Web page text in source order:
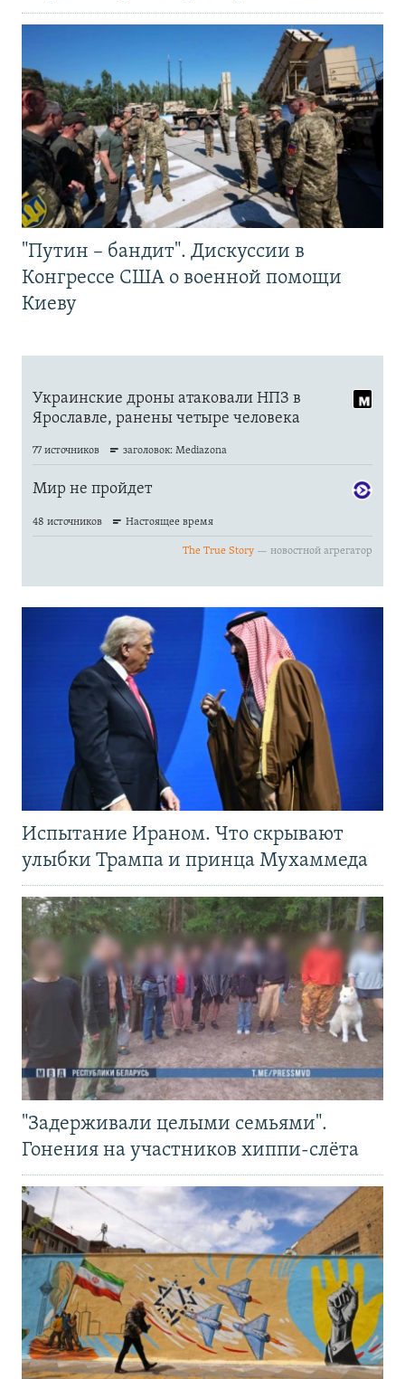
"Путин – бандит". Дискуссии в
Конгрессе США о военной помощи
Киеву
Испытание Ираном. Что скрывают
улыбки Трампа и принца Мухаммеда
"Задерживали целыми семьями".
Гонения на участников хиппи-слёта